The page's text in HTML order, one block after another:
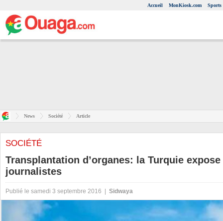
Accueil MonKiosk.com Sports
News Société Article
SOCIÉTÉ
Transplantation d’organes: la Turquie
journalistes
Publié le samedi 3 septembre 2016 | Sidwaya